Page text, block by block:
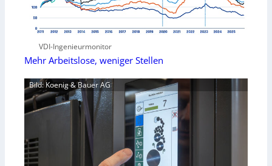
VDI-Ingenieurmonitor
Mehr Arbeitslose, weniger Stellen
Bild: Koenig & Bauer AG